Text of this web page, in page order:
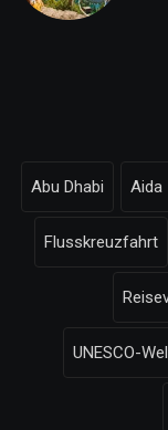
Abu Dhabi Aida
Flusskreuzfahrt
UNESCO-